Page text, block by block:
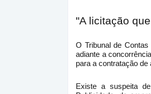
"A licitação
O Tribunal de
adiante a
para a contratação
Existe a suspeita